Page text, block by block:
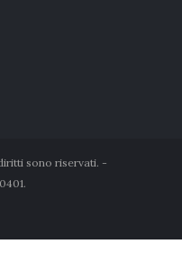
sono riservati. -